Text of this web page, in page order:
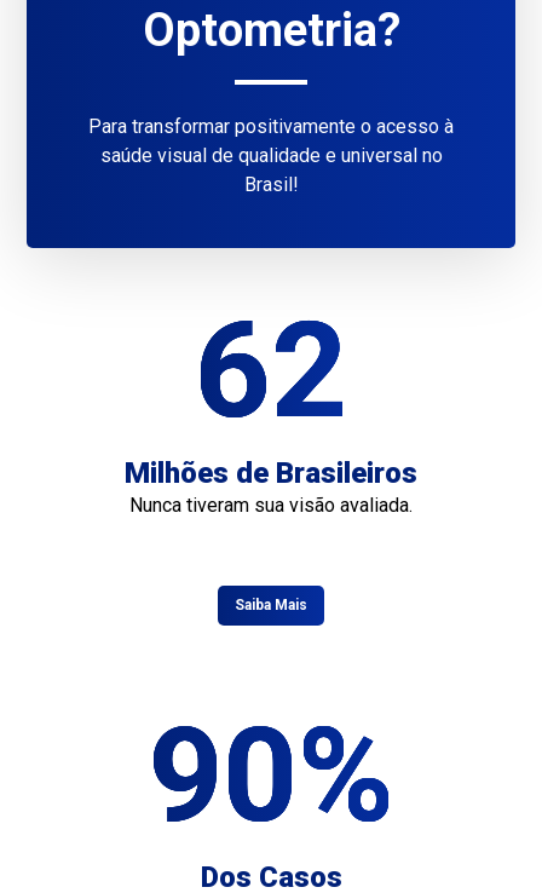
Optometria?
Para transformar positivamente o acesso à
saúde visual de qualidade e universal no
Brasil!
62
Milhões de Brasileiros
Nunca tiveram sua visão avaliada.
Saiba Mais
90%
Dos Casos